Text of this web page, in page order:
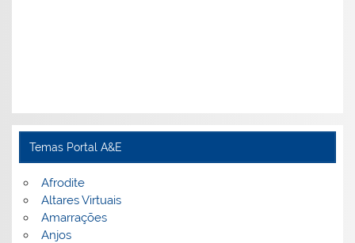
Temas Portal A&E
Afrodite
Altares Virtuais
Amarrações
Anjos